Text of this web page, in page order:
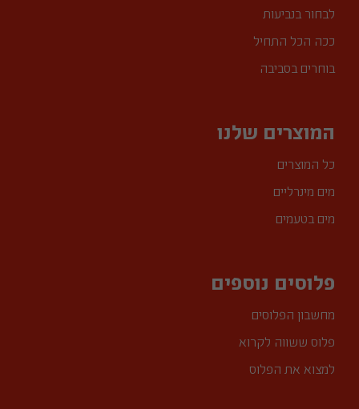
לבחור בנביעות
ככה הכל התחיל
בוחרים בסביבה
המוצרים שלנו
כל המוצרים
מים מינרליים
מים בטעמים
פלוסים נוספים
מחשבון הפלוסים
פלוס ששווה לקרוא
למצוא את הפלוס